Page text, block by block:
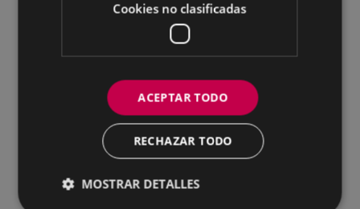
Cookies no clasificadas
ACEPTAR TODO
RECHAZAR TODO
MOSTRAR DETALLES